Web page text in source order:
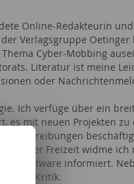
Online-Redakteurin
Verlagsgruppe Oetinger
Cyber-Mobbing
Literatur ist meine
oder
Ich verfüge über ein
es mit neuen Projekten zu
meiner Freizeit widme ich
Software informiert.
Kritik.